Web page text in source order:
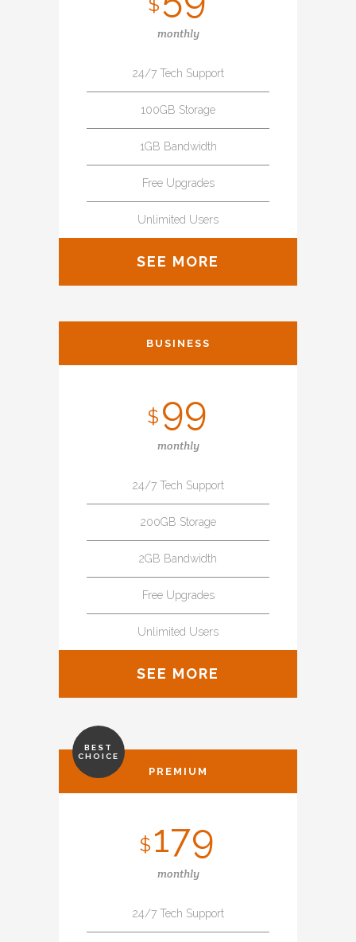
monthly
24/7 Tech Support
100GB Storage
1GB Bandwidth
Free Upgrades
Unlimited Users
SEE MORE
BUSINESS
$ 99
monthly
24/7 Tech Support
200GB Storage
2GB Bandwidth
Free Upgrades
Unlimited Users
SEE MORE
BEST
CHOICE
PREMIUM
$ 179
monthly
24/7 Tech Support